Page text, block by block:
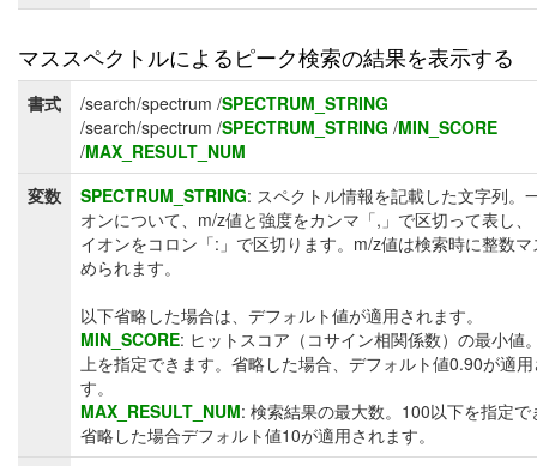
マススペクトルによるピーク検索の結果を表示する
書式 /search/spectrum /SPECTRUM_STRING
/search/spectrum /SPECTRUM_STRING /MIN_SCORE
/MAX_RESULT_NUM
変数
SPECTRUM_STRING: スペクトル情報を記載した文字列。
オンについて、m/z値と強度をカンマ「,」で区切って表し
イオンをコロン「:」で区切ります。m/z値は検索時に整数
められます。
以下省略した場合は、デフォルト値が適用されます。
MIN_SCORE: ヒットスコア（コサイン相関係数）の最小値
上を指定できます。省略した場合、デフォルト値0.90が適
す。
MAX_RESULT_NUM: 検索結果の最大数。100以下を指定で
省略した場合デフォルト値10が適用されます。